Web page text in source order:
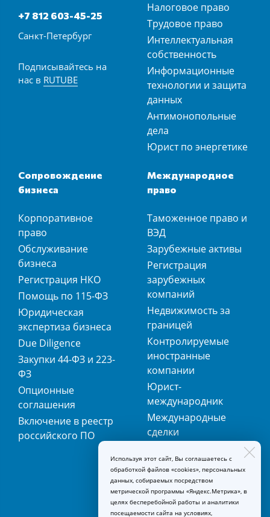
+7 812 603-45-25
Санкт-Петербург
Подписывайтесь на
нас в RUTUBE
Налоговое право
Трудовое право
Интеллектуальная
собственность
Информационные
технологии и защита
данных
Антимонопольные
дела
Юрист по энергетике
Сопровождение
бизнеса
Корпоративное
право
Обслуживание
бизнеса
Регистрация НКО
Помощь по 115-ФЗ
Юридическая
экспертиза бизнеса
Due Diligence
Закупки 44-ФЗ и 223-
ФЗ
Опционные
соглашения
Включение в реестр
российского ПО
Международное
право
Таможенное право и
ВЭД
Зарубежные активы
Регистрация
зарубежных
компаний
Недвижимость за
границей
Контролируемые
иностранные
компании
Юрист-
международник
Международные
сделки
регистрация
товарных знаков
Используя этот сайт, Вы соглашаетесь с
обработкой файлов «cookies», персональных
данных, собираемых посредством
метрической программы «Яндекс.Метрика», в
целях бесперебойной работы и аналитики
посещаемости сайта на условиях,